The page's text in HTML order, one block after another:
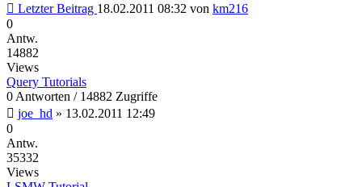
Letzter Beitrag 18.02.2011 08:32 von km216
0
Antw.
14882
Views
Query Tutorials
0 Antworten / 14882 Zugriffe
joe_hd » 13.02.2011 12:49
0
Antw.
35332
Views